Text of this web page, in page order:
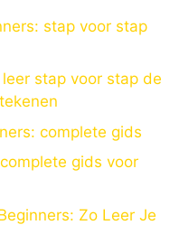
stap voor stap
stap voor stap de
complete gids
gids voor
Zo Leer Je